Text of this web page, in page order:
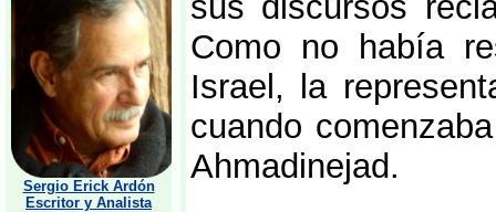
Sergio Erick Ardón
Escritor y Analista
Como no había
Israel, la
cuando
Ahmadinejad.